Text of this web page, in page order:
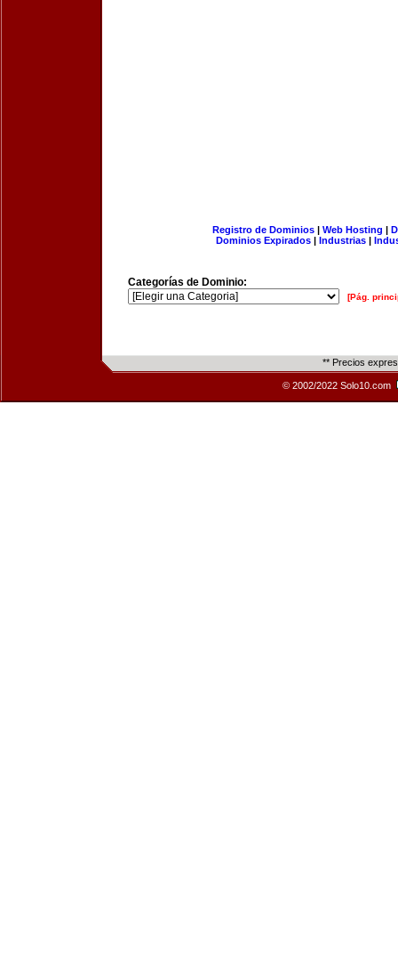
Registro de Dominios| Web Hosting |
Dominios Expirados | Industrias |
Categorías de Dominio:
[Pág.
** Precios
© 2002/2022 Solo10.com